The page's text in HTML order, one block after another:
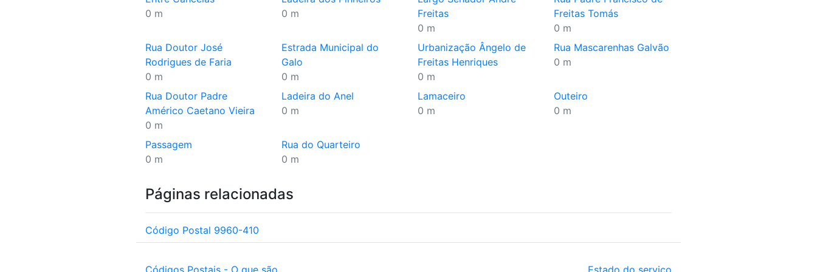
0 m
0 m
Freitas
0 m
Freitas Tomás
0 m
Rua Doutor José
Rodrigues de Faria
0 m
Estrada Municipal do
Galo
0 m
Urbanização Ângelo de
Freitas Henriques
0 m
Rua Mascarenhas Galvão
0 m
Rua Doutor Padre
Américo Caetano Vieira
0 m
Ladeira do Anel
0 m
Lamaceiro
0 m
Outeiro
0 m
Passagem
0 m
Rua do Quarteiro
0 m
Páginas relacionadas
Código Postal 9960-410
Códigos Postais - O que são Estado do serviço